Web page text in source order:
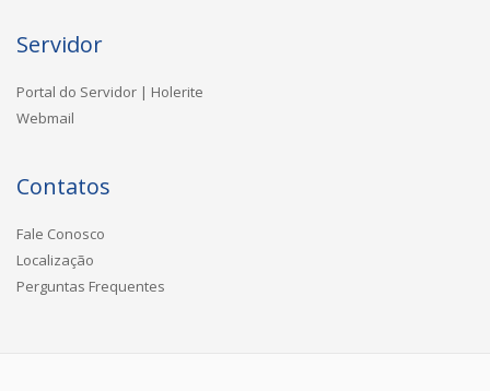
Servidor
Portal do Servidor | Holerite
Webmail
Contatos
Fale Conosco
Localização
Perguntas Frequentes